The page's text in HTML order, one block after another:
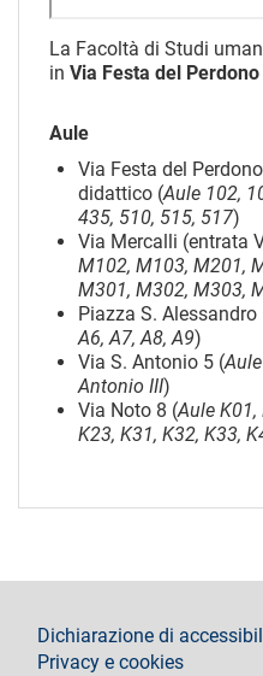
La Facoltà di Studi
in Via Festa del Perdono
Aule
Via Festa del
didattico (Aule 102,
435, 510, 515, 517)
Via Mercalli (entrata
M102, M103, M201,
M301, M302, M303,
Piazza S. Alessandro
A6, A7, A8, A9)
Via S. Antonio 5 (Aule
Antonio III)
Via Noto 8 (Aule K01,
K23, K31, K32, K33,
footer
Dichiarazione di
Privacy e cookies